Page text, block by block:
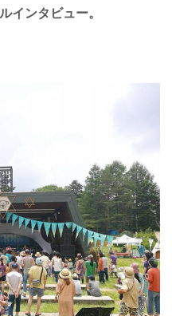
インタビュー。